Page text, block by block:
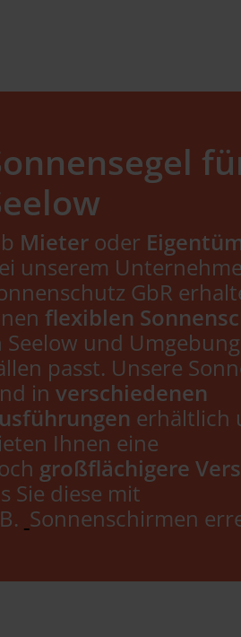
Mieteroder
unserem
GbR
flexiblen
Seelow und
passt. Unsere
in verschiedenen
erhältlich
Ihnen eine
großflächigere
Sie diese mit
Sonnenschirmen